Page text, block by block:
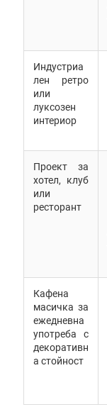
Индустриа
лен ретро
или
луксозен
интериор
Проект за
хотел, клуб
или
ресторант
Кафена
масичка за
ежедневна
употреба с
декоративн
а стойност